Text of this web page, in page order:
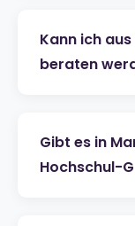
Kann ich
beraten
Gibt es in
Hochschul-